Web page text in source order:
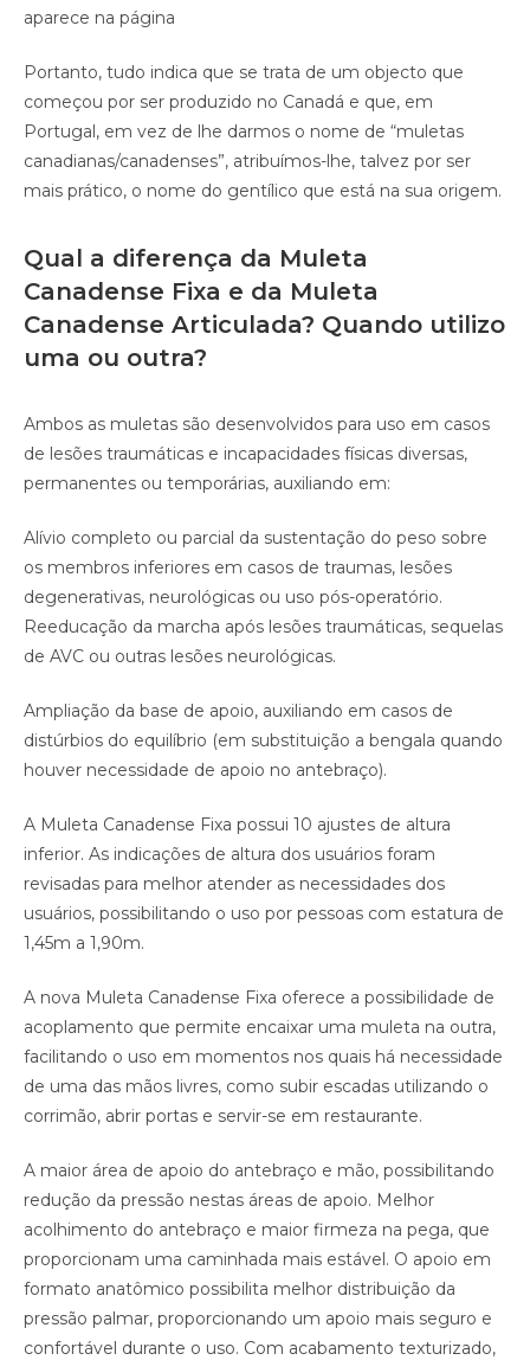
aparece na página
Portanto, tudo indica que se trata de um objecto que
começou por ser produzido no Canadá e que, em
Portugal, em vez de lhe darmos o nome de “muletas
canadianas/canadenses”, atribuímos-lhe, talvez por ser
mais prático, o nome do gentílico que está na sua origem.
Qual a diferença da Muleta
Canadense Fixa e da Muleta
Canadense Articulada? Quando utilizo
uma ou outra?
Ambos as muletas são desenvolvidos para uso em casos
de lesões traumáticas e incapacidades físicas diversas,
permanentes ou temporárias, auxiliando em:
Alívio completo ou parcial da sustentação do peso sobre
os membros inferiores em casos de traumas, lesões
degenerativas, neurológicas ou uso pós-operatório.
Reeducação da marcha após lesões traumáticas, sequelas
de AVC ou outras lesões neurológicas.
Ampliação da base de apoio, auxiliando em casos de
distúrbios do equilíbrio (em substituição a bengala quando
houver necessidade de apoio no antebraço).
A Muleta Canadense Fixa possui 10 ajustes de altura
inferior. As indicações de altura dos usuários foram
revisadas para melhor atender as necessidades dos
usuários, possibilitando o uso por pessoas com estatura de
1,45m a 1,90m.
A nova Muleta Canadense Fixa oferece a possibilidade de
acoplamento que permite encaixar uma muleta na outra,
facilitando o uso em momentos nos quais há necessidade
de uma das mãos livres, como subir escadas utilizando o
corrimão, abrir portas e servir-se em restaurante.
A maior área de apoio do antebraço e mão, possibilitando
redução da pressão nestas áreas de apoio. Melhor
acolhimento do antebraço e maior firmeza na pega, que
proporcionam uma caminhada mais estável. O apoio em
formato anatômico possibilita melhor distribuição da
pressão palmar, proporcionando um apoio mais seguro e
confortável durante o uso. Com acabamento texturizado,